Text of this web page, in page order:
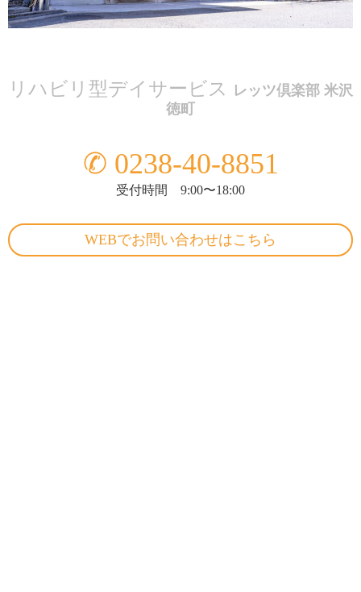
リハビリ型デイサービス
レッツ倶楽部 米沢
徳町
✆ 0238-40-8851
受付時間 9:00〜18:00
WEBでお問い合わせはこちら